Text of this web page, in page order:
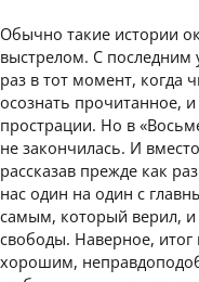
Обычно такие истории
выстрелом. С последним
раз в тот момент, когда
осознать прочитанное,
прострации. Но в
не закончилась. И
рассказав прежде как
нас один на один с
самым, который верил,
свободы. Наверное,
хорошим,